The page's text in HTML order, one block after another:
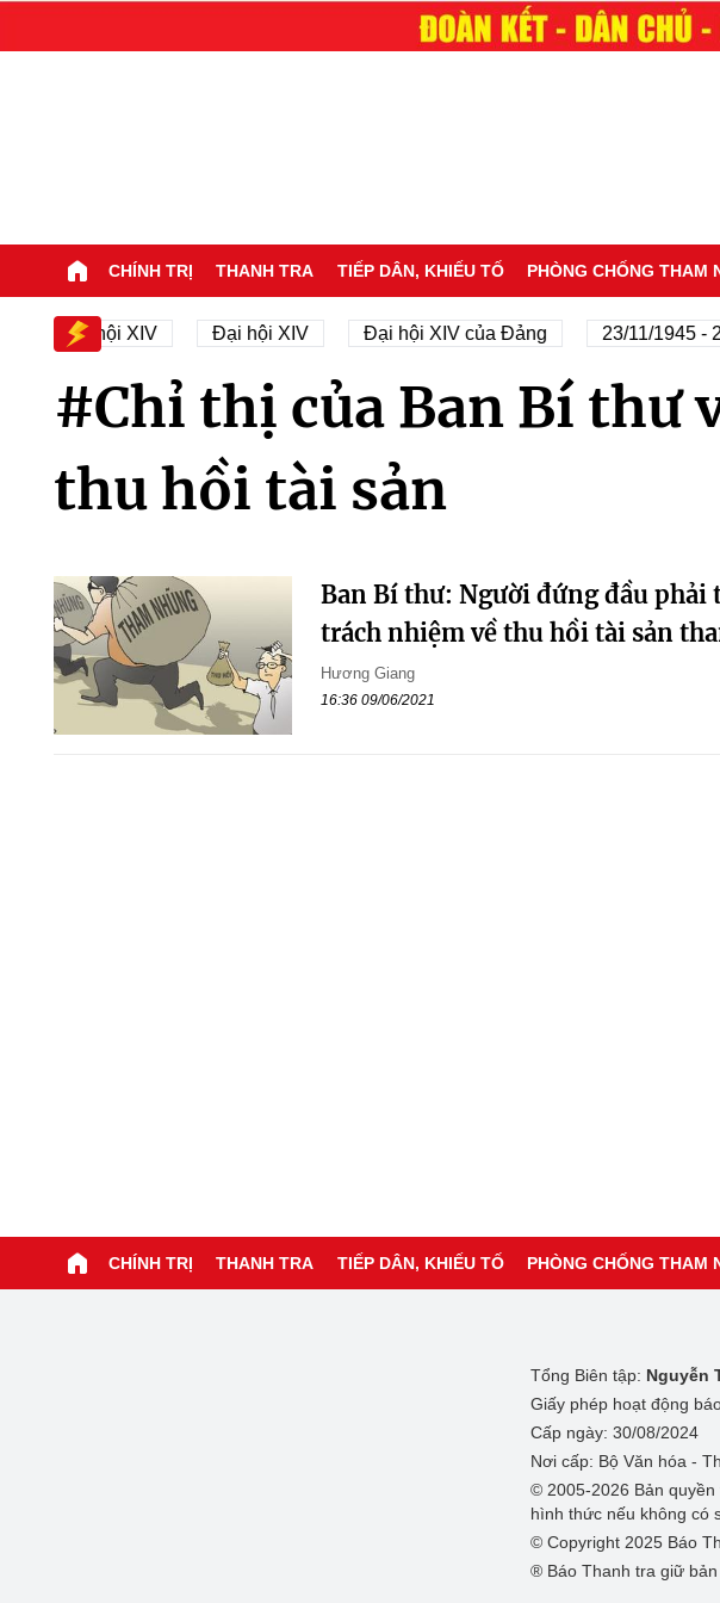
CHÍNH TRỊ THANH TRA TIẾP DÂN, KHIẾU TỐ PHÒNG CHỐNG THAM
sự Đại hội XIV Đại hội XIV Đại hội XIV của Đảng 23/11/1945 -
#Chỉ thị của Ban Bí thư
thu hồi tài sản
Ban Bí thư: Người đứng đầu phải
trách nhiệm về thu hồi tài sản
Hương Giang
16:36 09/06/2021
CHÍNH TRỊ THANH TRA TIẾP DÂN, KHIẾU TỐ PHÒNG CHỐNG THAM
Tổng Biên tập: Nguyễn
Giấy phép hoạt động
Cấp ngày: 30/08/2024
Nơi cấp: Bộ Văn hóa -
© 2005-2026 Bản
hình thức nếu không có
© Copyright 2025 Báo
® Báo Thanh tra giữ